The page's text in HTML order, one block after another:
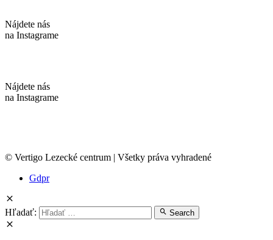
Nájdete nás
na Instagrame
Nájdete nás
na Instagrame
© Vertigo Lezecké centrum | Všetky práva vyhradené
Gdpr
Hľadať: Search